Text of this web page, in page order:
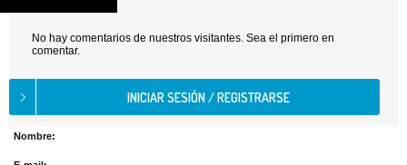
No hay comentarios de nuestros visitantes. Sea el primero en
comentar.
Nombre: